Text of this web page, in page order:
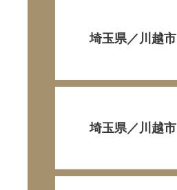
埼玉県／川越市
埼玉県／川越市